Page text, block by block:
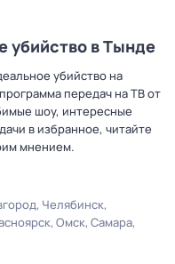
убийство в Тынде
убийство на
передач на ТВ от
шоу, интересные
в избранное, читайте
мнением.
Челябинск
Омск Самара